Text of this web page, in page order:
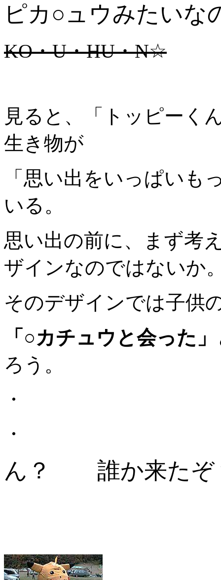
ピカ○ュウみたいな
KO・U・HU・N☆
見ると、「トッピーく
生き物が
「思い出をいっぱい
いる。
思い出の前に、まず考
ザインなのではないか
そのデザインでは子供
「○カチュウと会った」
ろう。
・
・
ん？ 誰か来たぞ